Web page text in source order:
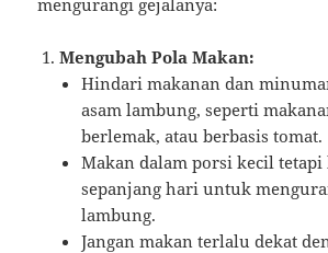
Mengubah Pola Makan:
Hindari makanan dan
asam lambung, seperti
berlemak, atau berbasis tomat.
Makan dalam porsi kecil
sepanjang hari untuk
lambung.
Jangan makan terlalu dekat